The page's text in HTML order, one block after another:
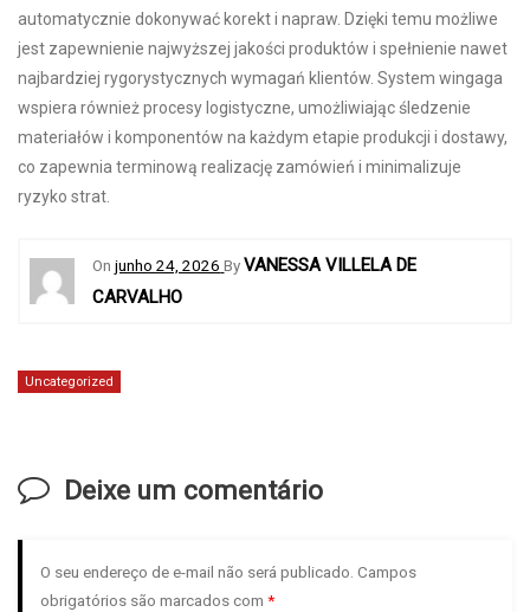
automatycznie dokonywać korekt i napraw. Dzięki temu możliwe
jest zapewnienie najwyższej jakości produktów i spełnienie nawet
najbardziej rygorystycznych wymagań klientów. System wingaga
wspiera również procesy logistyczne, umożliwiając śledzenie
materiałów i komponentów na każdym etapie produkcji i dostawy,
co zapewnia terminową realizację zamówień i minimalizuje
ryzyko strat.
Onjunho 24, 2026 ByVANESSA VILLELA DE
CARVALHO
Uncategorized
Deixe um comentário
O seu endereço de e-mail não será publicado. Campos
obrigatórios são marcados com *